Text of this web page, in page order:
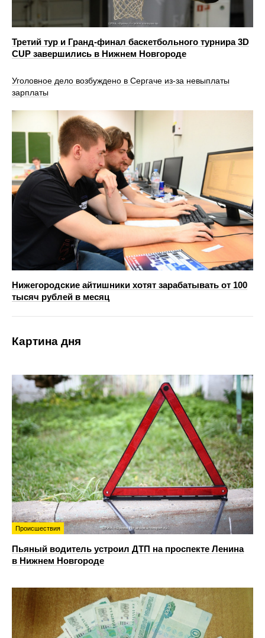
Третий тур и Гранд‑финал баскетбольного турнира 3D
CUP завершились в Нижнем Новгороде
Уголовное дело возбуждено в Сергаче из-за невыплаты
зарплаты
Нижегородские айтишники хотят зарабатывать от 100
тысяч рублей в месяц
Картина дня
Происшествия
Пьяный водитель устроил ДТП на проспекте Ленина
в Нижнем Новгороде